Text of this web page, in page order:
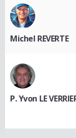
Michel REVERTE
P. Yvon LE